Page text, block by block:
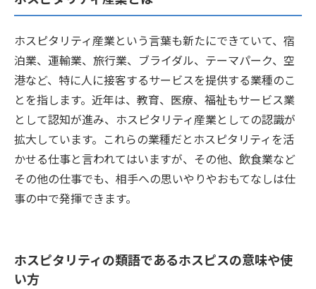
ホスピタリティ産業という言葉も新たにできていて、宿
泊業、運輸業、旅行業、ブライダル、テーマパーク、空
港など、特に人に接客するサービスを提供する業種のこ
とを指します。近年は、教育、医療、福祉もサービス業
として認知が進み、ホスピタリティ産業としての認識が
拡大しています。これらの業種だとホスピタリティを活
かせる仕事と言われてはいますが、その他、飲食業など
その他の仕事でも、相手への思いやりやおもてなしは仕
事の中で発揮できます。
ホスピタリティの類語であるホスピスの意味や使
い方